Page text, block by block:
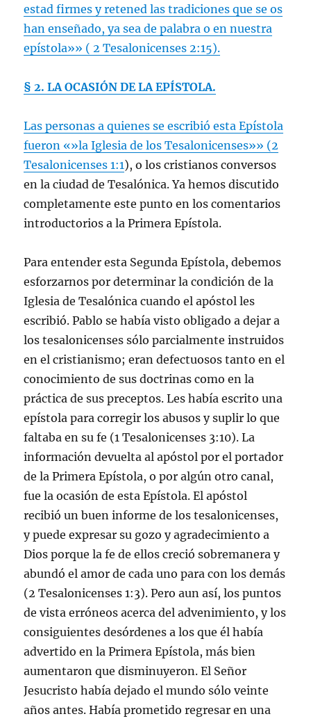
estad firmes y retened las tradiciones que se os
han enseñado, ya sea de palabra o en nuestra
epístola»» ( 2 Tesalonicenses 2:15).
§ 2. LA OCASIÓN DE LA EPÍSTOLA.
Las personas a quienes se escribió esta Epístola
fueron «»la Iglesia de los Tesalonicenses»» (2
Tesalonicenses 1:1), o los cristianos conversos
en la ciudad de Tesalónica. Ya hemos discutido
completamente este punto en los comentarios
introductorios a la Primera Epístola.
Para entender esta Segunda Epístola, debemos
esforzarnos por determinar la condición de la
Iglesia de Tesalónica cuando el apóstol les
escribió. Pablo se había visto obligado a dejar a
los tesalonicenses sólo parcialmente instruidos
en el cristianismo; eran defectuosos tanto en el
conocimiento de sus doctrinas como en la
práctica de sus preceptos. Les había escrito una
epístola para corregir los abusos y suplir lo que
faltaba en su fe (1 Tesalonicenses 3:10). La
información devuelta al apóstol por el portador
de la Primera Epístola, o por algún otro canal,
fue la ocasión de esta Epístola. El apóstol
recibió un buen informe de los tesalonicenses,
y puede expresar su gozo y agradecimiento a
Dios porque la fe de ellos creció sobremanera y
abundó el amor de cada uno para con los demás
(2 Tesalonicenses 1:3). Pero aun así, los puntos
de vista erróneos acerca del advenimiento, y los
consiguientes desórdenes a los que él había
advertido en la Primera Epístola, más bien
aumentaron que disminuyeron. El Señor
Jesucristo había dejado el mundo sólo veinte
años antes. Había prometido regresar en una